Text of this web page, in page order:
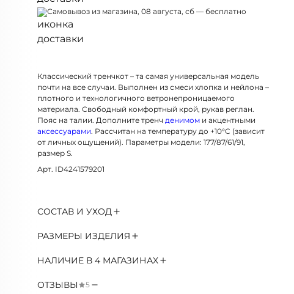
Самовывоз из магазина, 08 августа, сб — бесплатно
Классический тренчкот – та самая универсальная модель
почти на все случаи. Выполнен из смеси хлопка и нейлона –
плотного и технологичного ветронепроницаемого
материала. Свободный комфортный крой, рукав реглан.
Пояс на талии. Дополните тренч денимом и акцентными
аксессуарами. Рассчитан на температуру до +10°C (зависит
от личных ощущений). Параметры модели: 177/87/61/91,
размер S.
Арт. ID4241579201
СОСТАВ И УХОД
РАЗМЕРЫ ИЗДЕЛИЯ
НАЛИЧИЕ В 4 МАГАЗИНАХ
ОТЗЫВЫ 5